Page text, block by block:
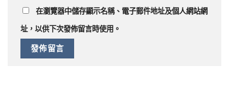
在瀏覽器中儲存顯示名稱、電子郵件地址及個人網站網
址，以供下次發佈留言時使用。